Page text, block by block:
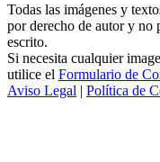
Todas las imágenes y
por derecho de autor y no
escrito.
Si necesita cualquier
utilice el Formulario de
Aviso Legal | Política de